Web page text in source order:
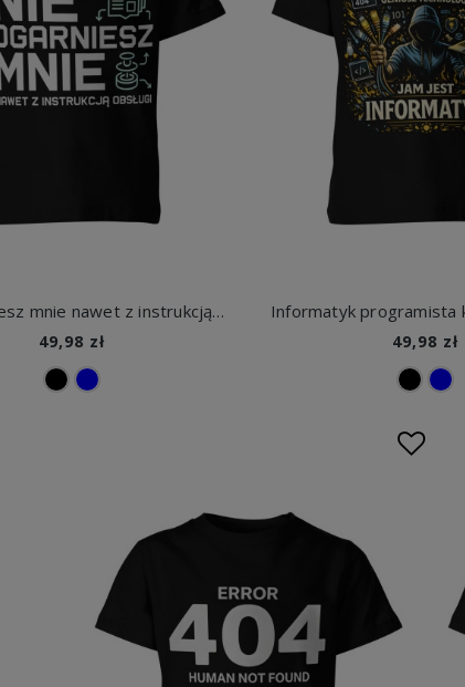
Nie ogarniesz mnie nawet z instrukcją obsługi tekst geek technologia sarkazm ironia IT Dziecięca koszulka
49,98 zł 49,98 zł